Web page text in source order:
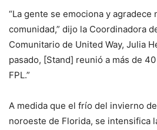
“La gente se emociona y agradece
comunidad,” dijo la Coordinadora
Comunitario de United Way, Julia
pasado, [Stand] reunió a más de
FPL.”
A medida que el frío del invierno
noroeste de Florida, se intensifica